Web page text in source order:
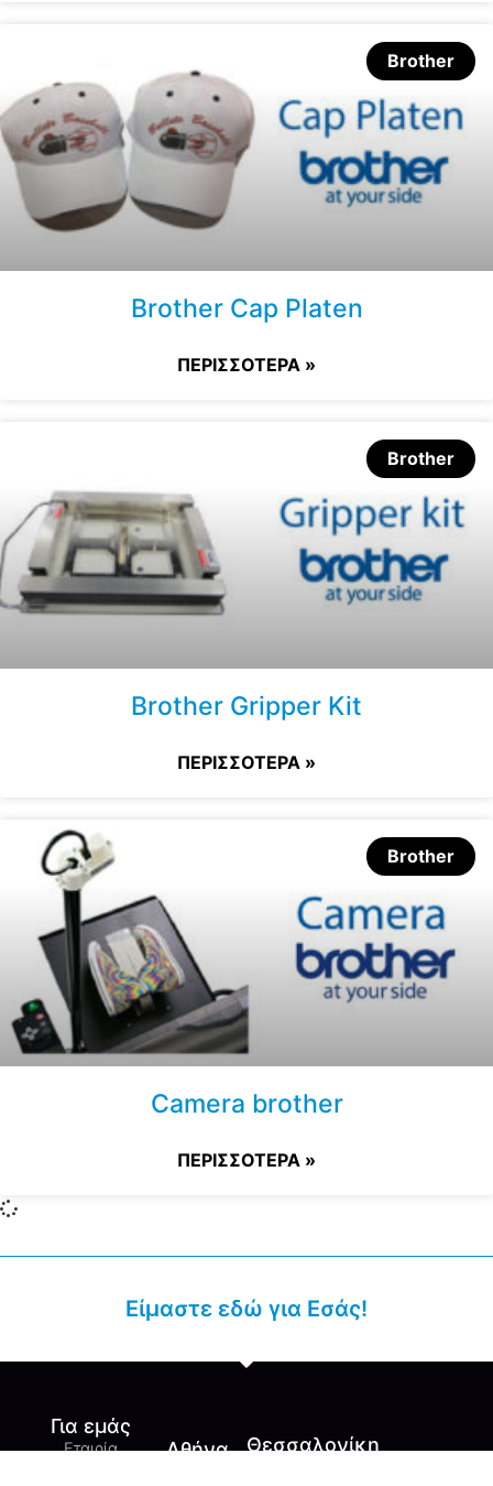
Brother
Brother Cap Platen
ΠΕΡΙΣΣΟΤΕΡΑ »
Brother
Brother Gripper Kit
ΠΕΡΙΣΣΟΤΕΡΑ »
Brother
Camera brother
ΠΕΡΙΣΣΟΤΕΡΑ »
Είμαστε εδώ για Εσάς!
Για εμάς
Εταιρία
Αθήνα Θεσσαλονίκη